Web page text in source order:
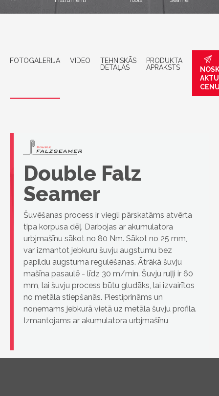
FOTOGALERIJA VIDEO
TEHNISKĀS
DETAĻAS
PRODUKTA
APRAKSTS
Double Falz
Seamer
Šuvēšanas process ir viegli pārskatāms atvērta
tipa korpusa dēļ. Darbojas ar akumulatora
urbjmašīnu sākot no 80 Nm. Sākot no 25 mm,
var izmantot jebkuru šuvju augstumu bez
papildu augstuma regulēšanas. Ātrākā šuvju
mašīna pasaulē - līdz 30 m/min. Šuvju ruļļi ir 60
mm, lai šuvju process būtu gludāks, lai izvairītos
no metāla stiepšanās. Piestiprināms un
noņemams jebkurā vietā uz metāla šuvju profila.
Izmantojams ar akumulatora urbjmašīnu